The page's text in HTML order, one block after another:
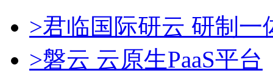
>君临国际研云 研制
>磐云 云原生PaaS平台